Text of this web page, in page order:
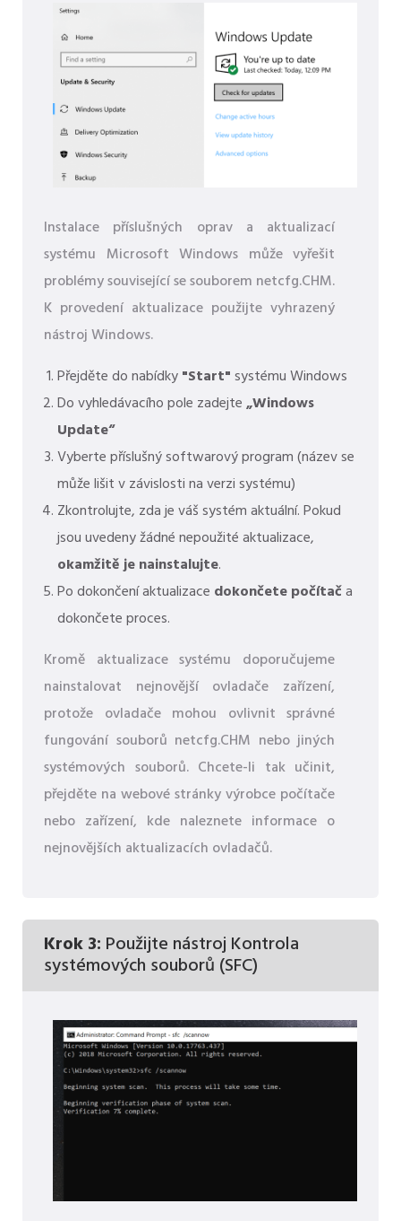
Instalace příslušných oprav a aktualizací
systému Microsoft Windows může vyřešit
problémy související se souborem netcfg.CHM.
K provedení aktualizace použijte vyhrazený
nástroj Windows.
Přejděte do nabídky"Start"systému Windows
Do vyhledávacího pole zadejte„Windows
Update“
Vyberte příslušný softwarový program (název se
může lišit v závislosti na verzi systému)
Zkontrolujte, zda je váš systém aktuální. Pokud
jsou uvedeny žádné nepoužité aktualizace,
okamžitě je nainstalujte.
Po dokončení aktualizace dokončete počítača
dokončete proces.
Kromě aktualizace systému doporučujeme
nainstalovat nejnovější ovladače zařízení,
protože ovladače mohou ovlivnit správné
fungování souborů netcfg.CHM nebo jiných
systémových souborů. Chcete-li tak učinit,
přejděte na webové stránky výrobce počítače
nebo zařízení, kde naleznete informace o
nejnovějších aktualizacích ovladačů.
Krok 3: Použijte nástroj Kontrola
systémových souborů (SFC)